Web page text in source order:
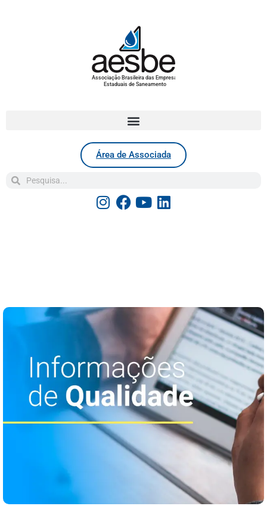
Associação Brasileira das Empresas
Estaduais de Saneamento
Área de Associada